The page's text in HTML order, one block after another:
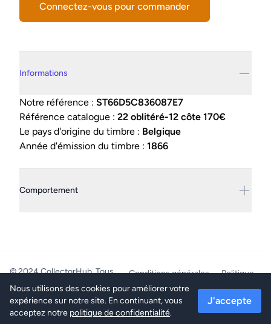
Nous utilisons des cookies pour améliorer votre
expérience sur notre site. En continuant, vous
acceptez notre politique de confidentialité.
J'accepte
Connectez-vous pour commander
Informations
Notre référence : ST66D5C836087E7
Référence catalogue : 22 oblitéré-12 côte 170€
Le pays d'origine du timbre : Belgique
Année d'émission du timbre : 1866
Comportement
© 2024 CollectorHub. Tous
droits réservés.
PhilaJob - BE0804.218.387 -
Mettet/Belgique
Conditions générales
Politique
de confidentialité